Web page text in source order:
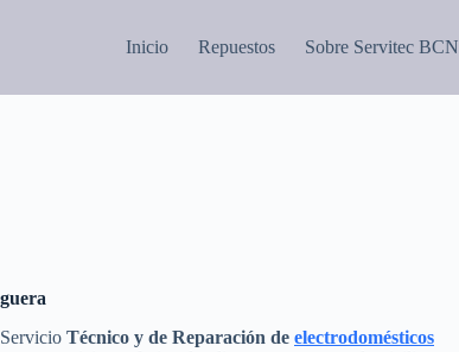
Inicio Repuestos Sobre Servitec BCN
Técnico y de Reparación de electrodomésticos